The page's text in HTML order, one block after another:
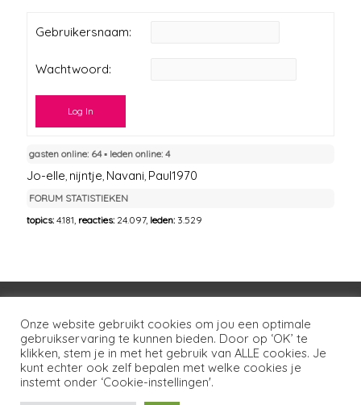
Gebruikersnaam:
Wachtwoord:
Log In
gasten online: 64 ▪︎ leden online: 4
Jo-elle nijntje Navani Paul1970
FORUM STATISTIEKEN
topics:4.181, reacties: 24.097, leden: 3.529
Voorwaarden Huisregels
Privacybeleid
Disclaimer
Over LSG Ons netwerk Contact
Copyright © 2026 Lotgenoten Seksueel Geweld
Onze website gebruikt cookies om jou een optimale
gebruikservaring te kunnen bieden. Door op ‘OK’ te
klikken, stem je in met het gebruik van ALLE cookies. Je
kunt echter ook zelf bepalen met welke cookies je
instemt onder ‘Cookie-instellingen'.